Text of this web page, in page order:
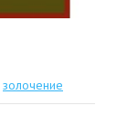
золочение